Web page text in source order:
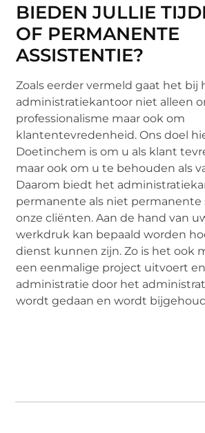
BIEDEN JULLIE
OF PERMANENTE
ASSISTENTIE?
Zoals eerder vermeld gaat het bij
administratiekantoor niet alleen
professionalisme maar ook om
klantentevredenheid. Ons doel
Doetinchem is om u als klant
maar ook om u te behouden als
Daarom biedt het
permanente als niet permanente
onze cliënten. Aan de hand van
werkdruk kan bepaald worden
dienst kunnen zijn. Zo is het ook
een eenmalige project uitvoert
administratie door het
wordt gedaan en wordt